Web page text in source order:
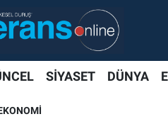
SİYASET DÜNYA